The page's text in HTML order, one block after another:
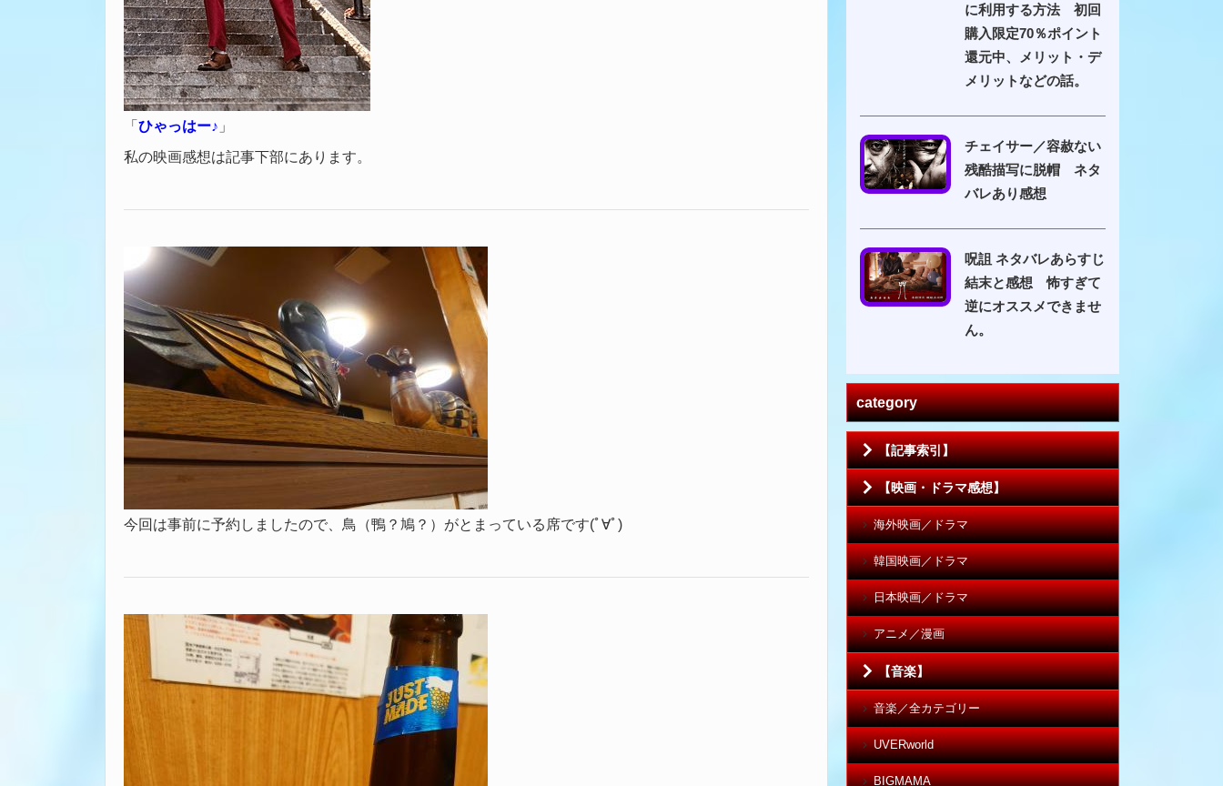
「 ひゃっはー♪ 」
私の映画感想は記事下部にあります。
今回は事前に予約しましたので、鳥（鴨？鳩？）がとまっている席です(ﾟ∀ﾟ)
に利用する方法 初回
購入限定70％ポイント
還元中、メリット・デ
メリットなどの話。
チェイサー／容赦ない
残酷描写に脱帽 ネタ
バレあり感想
呪詛 ネタバレあらすじ
結末と感想 怖すぎて
逆にオススメできませ
ん。
category
【記事索引】
【映画・ドラマ感想】
海外映画／ドラマ
韓国映画／ドラマ
日本映画／ドラマ
アニメ／漫画
【音楽】
音楽／全カテゴリー
UVERworld
BIGMAMA